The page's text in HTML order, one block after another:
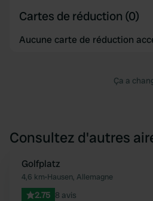
Cartes de réduction (0)
Aucune carte de réduction
Ça a
Consultez d'autres
Golfplatz
4,6 km•Hausen, Allemagne
2.75 8 avis